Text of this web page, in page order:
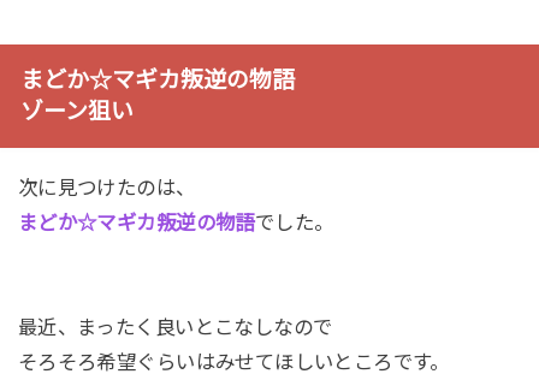
まどか☆マギカ叛逆の物語
ゾーン狙い
次に見つけたのは、
まどか☆マギカ叛逆の物語でした。
最近、まったく良いとこなしなので
そろそろ希望ぐらいはみせてほしいところです。